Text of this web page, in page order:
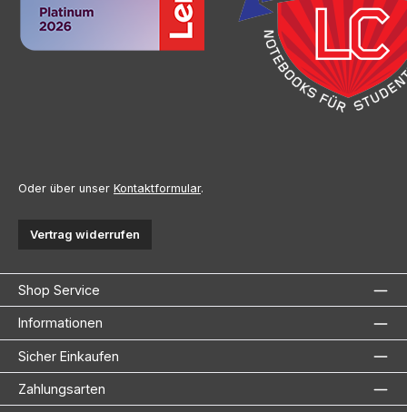
Oder über unser Kontaktformular.
Vertrag widerrufen
Shop Service
Informationen
Sicher Einkaufen
Zahlungsarten